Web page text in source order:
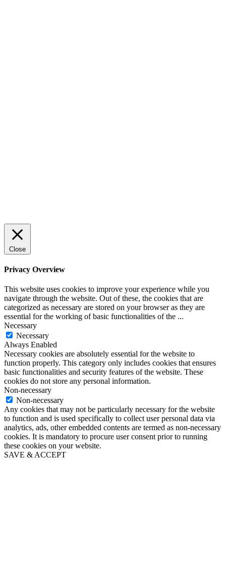
Close
Privacy Overview
This website uses cookies to improve your experience while you
navigate through the website. Out of these, the cookies that are
categorized as necessary are stored on your browser as they are
essential for the working of basic functionalities of the ...
Necessary
Necessary
Always Enabled
Necessary cookies are absolutely essential for the website to
function properly. This category only includes cookies that ensures
basic functionalities and security features of the website. These
cookies do not store any personal information.
Non-necessary
Non-necessary
Any cookies that may not be particularly necessary for the website
to function and is used specifically to collect user personal data via
analytics, ads, other embedded contents are termed as non-necessary
cookies. It is mandatory to procure user consent prior to running
these cookies on your website.
SAVE & ACCEPT